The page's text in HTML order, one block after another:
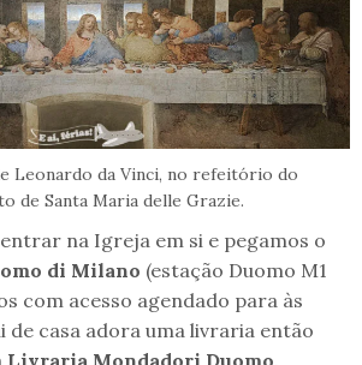
Leonardo da Vinci, no refeitório do
de Santa Maria delle Grazie.
na Igreja em si e pegamos o
di Milano (estação Duomo M1
com acesso agendado para às
de casa adora uma livraria então
Livraria Mondadori Duomo,